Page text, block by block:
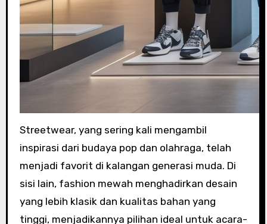
Streetwear, yang sering kali mengambil
inspirasi dari budaya pop dan olahraga, telah
menjadi favorit di kalangan generasi muda. Di
sisi lain, fashion mewah menghadirkan desain
yang lebih klasik dan kualitas bahan yang
tinggi, menjadikannya pilihan ideal untuk acara-